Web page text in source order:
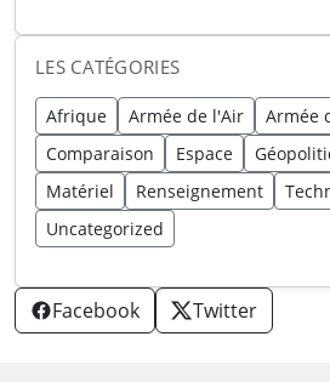
LES CATÉGORIES
Afrique Armée de l'Air
Armée
Comparaison
Espace
Matériel
Renseignement
Uncategorized
Facebook Twitter